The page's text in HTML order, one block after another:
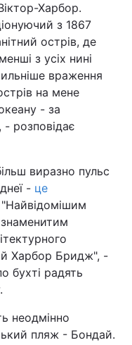
Харбор.
з 1867
острів, де
з усіх нині
враження
на мене
- за
розповідає
виразно пульс
- це
"Найвідомішим
знаменитим
Харбор Бридж", -
бухті радять
неодмінно
пляж - Бондай.